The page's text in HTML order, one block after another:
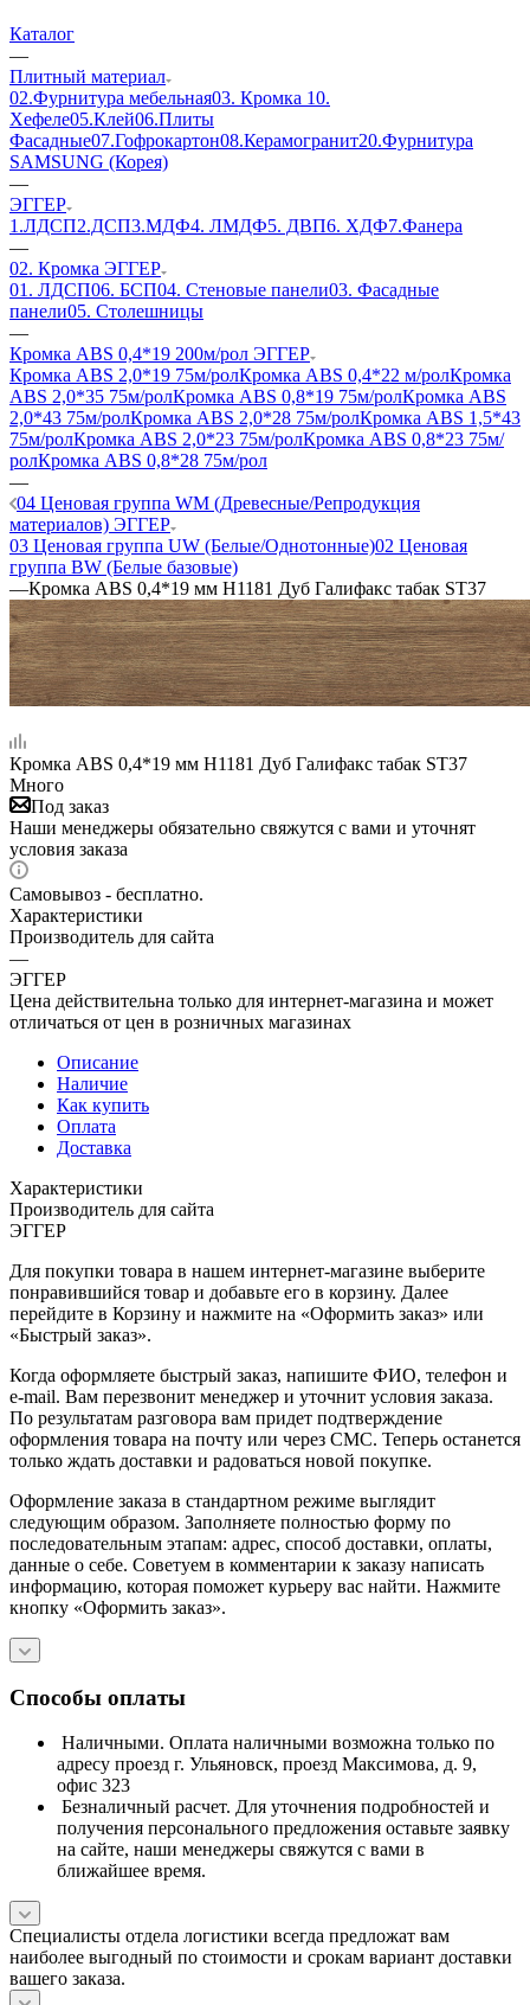
Каталог
—
Плитный материал
02.Фурнитура мебельная03. Кромка 10.
Хефеле05.Клей06.Плиты
Фасадные07.Гофрокартон08.Керамогранит20.Фурнитура
SAMSUNG (Корея)
—
ЭГГЕР
1.ЛДСП2.ДСП3.МДФ4. ЛМДФ5. ДВП6. ХДФ7.Фанера
—
02. Кромка ЭГГЕР
01. ЛДСП06. БСП04. Стеновые панели03. Фасадные
панели05. Столешницы
—
Кромка ABS 0,4*19 200м/рол ЭГГЕР
Кромка ABS 2,0*19 75м/ролКромка ABS 0,4*22 м/ролКромка
ABS 2,0*35 75м/ролКромка ABS 0,8*19 75м/ролКромка ABS
2,0*43 75м/ролКромка ABS 2,0*28 75м/ролКромка ABS 1,5*43
75м/ролКромка ABS 2,0*23 75м/ролКромка ABS 0,8*23 75м/
ролКромка ABS 0,8*28 75м/рол
—
04 Ценовая группа WM (Древесные/Репродукция
материалов) ЭГГЕР
03 Ценовая группа UW (Белые/Однотонные)02 Ценовая
группа BW (Белые базовые)
—Кромка ABS 0,4*19 мм H1181 Дуб Галифакс табак ST37
Кромка ABS 0,4*19 мм H1181 Дуб Галифакс табак ST37
Много
Под заказ
Наши менеджеры обязательно свяжутся с вами и уточнят
условия заказа
Самовывоз - бесплатно.
Характеристики
Производитель для сайта
—
ЭГГЕР
Цена действительна только для интернет-магазина и может
отличаться от цен в розничных магазинах
Описание
Наличие
Как купить
Оплата
Доставка
Характеристики
Производитель для сайта
ЭГГЕР
Для покупки товара в нашем интернет-магазине выберите
понравившийся товар и добавьте его в корзину. Далее
перейдите в Корзину и нажмите на «Оформить заказ» или
«Быстрый заказ».
Когда оформляете быстрый заказ, напишите ФИО, телефон и
e-mail. Вам перезвонит менеджер и уточнит условия заказа.
По результатам разговора вам придет подтверждение
оформления товара на почту или через СМС. Теперь останется
только ждать доставки и радоваться новой покупке.
Оформление заказа в стандартном режиме выглядит
следующим образом. Заполняете полностью форму по
последовательным этапам: адрес, способ доставки, оплаты,
данные о себе. Советуем в комментарии к заказу написать
информацию, которая поможет курьеру вас найти. Нажмите
кнопку «Оформить заказ».
Способы оплаты
Наличными. Оплата наличными возможна только по
адресу проезд г. Ульяновск, проезд Максимова, д. 9,
офис 323
Безналичный расчет. Для уточнения подробностей и
получения персонального предложения оставьте заявку
на сайте, наши менеджеры свяжутся с вами в
ближайшее время.
Специалисты отдела логистики всегда предложат вам
наиболее выгодный по стоимости и срокам вариант доставки
вашего заказа.